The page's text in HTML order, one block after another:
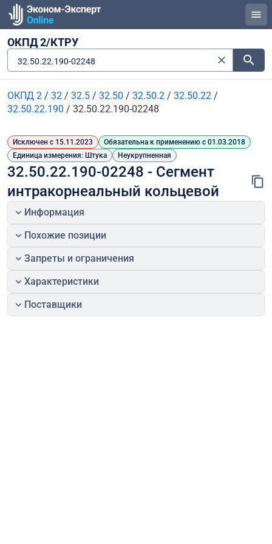
ОКПД 2/КТРУ
32.50.22.190-02248
ОКПД 2 / 32 / 32.5 / 32.50 / 32.50.2 / 32.50.22 /
32.50.22.190 / 32.50.22.190-02248
Исключен с 15.11.2023
Обязательна к применению с 01.03.2018
Единица измерения: Штука
Неукрупненная
32.50.22.190-02248 - Сегмент
интракорнеальный кольцевой
Информация
Похожие позиции
Запреты и ограничения
Характеристики
Поставщики